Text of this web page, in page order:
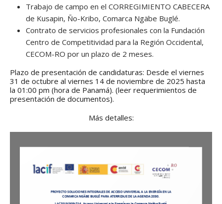
Trabajo de campo en el CORREGIMIENTO CABECERA
de Kusapin, Ño-Kribo, Comarca Ngäbe Buglé.
Contrato de servicios profesionales con la Fundación
Centro de Competitividad para la Región Occidental,
CECOM-RO por un plazo de 2 meses.
Plazo de presentación de candidaturas: Desde el viernes
31 de octubre al viernes 14 de noviembre de 2025 hasta
la 01:00 pm (hora de Panamá). (leer requerimientos de
presentación de documentos).
Más detalles: